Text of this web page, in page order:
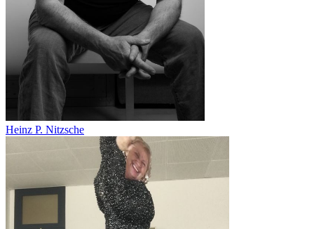
Heinz P. Nitzsche